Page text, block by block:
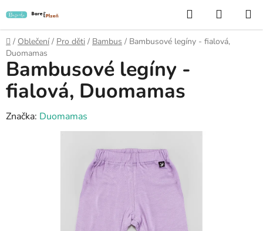
na
obsah
Hledat
KOŠÍK
Domů
/ Oblečení / Pro děti / Bambus / Bambusové legíny - fialová,
Duomamas
Bambusové legíny -
fialová, Duomamas
Značka: Duomamas